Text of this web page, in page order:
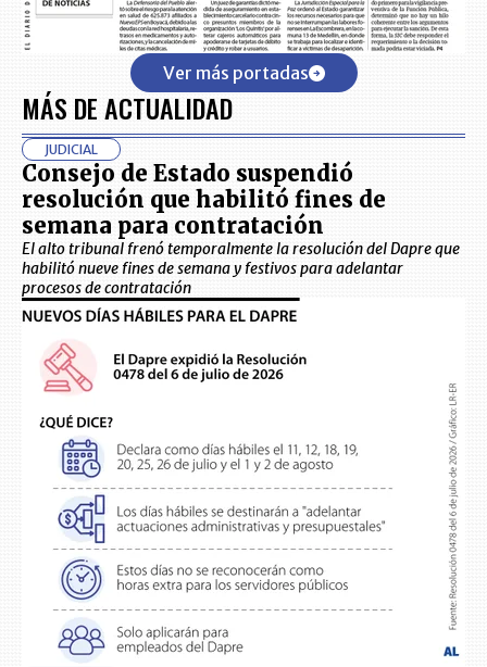
Ver más portadas
MÁS DE ACTUALIDAD
JUDICIAL
Consejo de Estado suspendió
resolución que habilitó fines de
semana para contratación
El alto tribunal frenó temporalmente la resolución del Dapre que
habilitó nueve fines de semana y festivos para adelantar
procesos de contratación